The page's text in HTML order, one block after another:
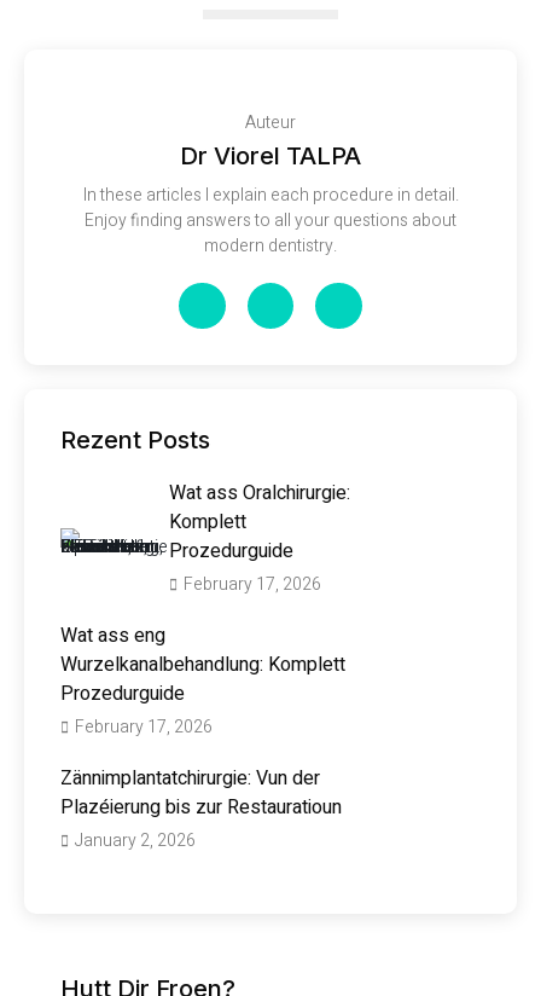
Auteur
Dr Viorel TALPA
In these articles I explain each procedure in detail.
Enjoy finding answers to all your questions about
modern dentistry.
Rezent Posts
Wat ass Oralchirurgie:
Komplett
Prozedurguide
February 17, 2026
Wat ass eng
Wurzelkanalbehandlung: Komplett
Prozedurguide
February 17, 2026
Zännimplantatchirurgie: Vun der
Plazéierung bis zur Restauratioun
January 2, 2026
Hutt Dir Froen?